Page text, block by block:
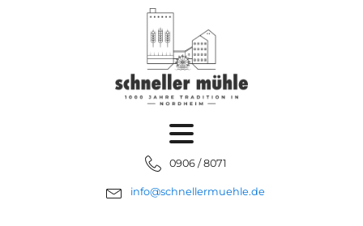
0906 / 8071
info@schnellermuehle.de